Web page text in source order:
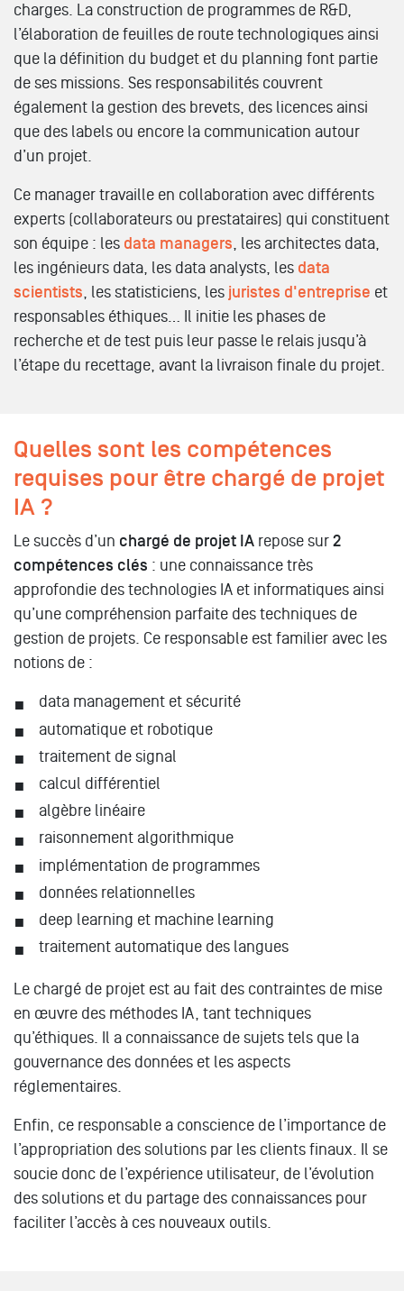
charges. La construction de programmes de R&D,
l’élaboration de feuilles de route technologiques ainsi
que la définition du budget et du planning font partie
de ses missions. Ses responsabilités couvrent
également la gestion des brevets, des licences ainsi
que des labels ou encore la communication autour
d’un projet.
Ce manager travaille en collaboration avec différents
experts (collaborateurs ou prestataires) qui constituent
son équipe : les data managers, les architectes data,
les ingénieurs data, les data analysts, les data
scientists, les statisticiens, les juristes d'entreprise et
responsables éthiques… Il initie les phases de
recherche et de test puis leur passe le relais jusqu’à
l’étape du recettage, avant la livraison finale du projet.
Quelles sont les compétences
requises pour être chargé de projet
IA ?
Le succès d’un chargé de projet IA repose sur 2
compétences clés : une connaissance très
approfondie des technologies IA et informatiques ainsi
qu’une compréhension parfaite des techniques de
gestion de projets. Ce responsable est familier avec les
notions de :
data management et sécurité
automatique et robotique
traitement de signal
calcul différentiel
algèbre linéaire
raisonnement algorithmique
implémentation de programmes
données relationnelles
deep learning et machine learning
traitement automatique des langues
Le chargé de projet est au fait des contraintes de mise
en œuvre des méthodes IA, tant techniques
qu’éthiques. Il a connaissance de sujets tels que la
gouvernance des données et les aspects
réglementaires.
Enfin, ce responsable a conscience de l’importance de
l’appropriation des solutions par les clients finaux. Il se
soucie donc de l’expérience utilisateur, de l’évolution
des solutions et du partage des connaissances pour
faciliter l’accès à ces nouveaux outils.